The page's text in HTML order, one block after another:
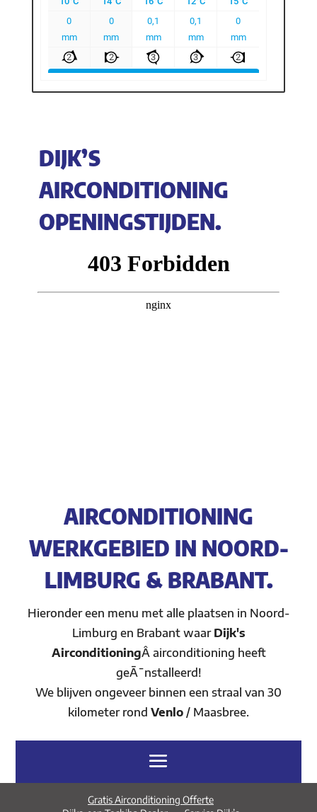
DIJK’S
AIRCONDITIONING
OPENINGSTIJDEN.
AIRCONDITIONING
WERKGEBIED IN NOORD-
LIMBURG & BRABANT.
Hieronder een menu met alle plaatsen in Noord-
Limburg en Brabant waar Dijk's
AirconditioningÂ airconditioning heeft
geÃ¯nstalleerd!
We blijven ongeveer binnen een straal van 30
kilometer rond Venlo / Maasbree.
Gratis Airconditioning Offerte